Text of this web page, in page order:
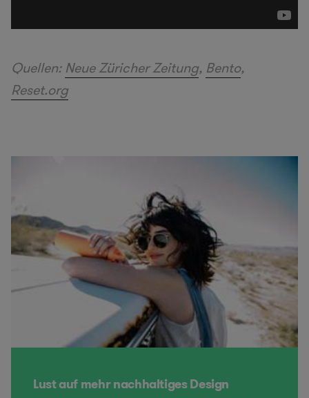
Quellen: Neue Züricher Zeitung, Bento,
Reset.org
Lust auf mehr nachhaltiges Design